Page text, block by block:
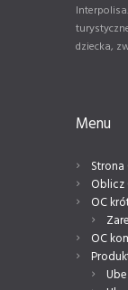
dziecka,
Menu
Strona
Oblicz
OC
OC